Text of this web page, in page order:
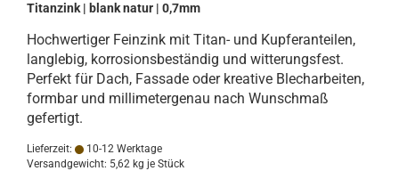
Titanzink | blank natur | 0,7mm
Hochwertiger Feinzink mit Titan- und Kupferanteilen,
langlebig, korrosionsbeständig und witterungsfest.
Perfekt für Dach, Fassade oder kreative Blecharbeiten,
formbar und millimetergenau nach Wunschmaß
gefertigt.
Lieferzeit:
10-12 Werktage
Versandgewicht: 5,62 kg je Stück